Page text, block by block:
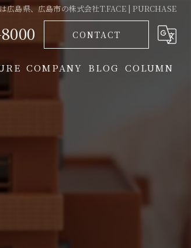
広島県、広島市の株式会社T.FACE | PURCHASE
CONTACT
件
COMPANY BLOG COLUMN